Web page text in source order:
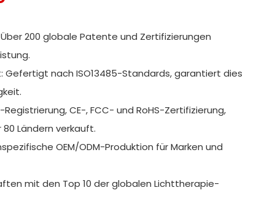
200 globale Patente und Zertifizierungen
nach ISO13485-Standards, garantiert dies
CE-, FCC- und RoHS-Zertifizierung,
Ländern verkauft.
OEM/ODM-Produktion für Marken und
mit den Top 10 der globalen Lichttherapie-